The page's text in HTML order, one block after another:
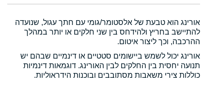
אורינג הוא טבעת של אלסטומר/גומי עם חתך עגול, שנועדה
להתיישב בחריץ ולהידחס בין שני חלקים או יותר במהלך
ההרכבה, וכך ליצור איטום.
אורינג יכול לשמש ביישומים סטטיים או דינמיים שבהם יש
תנועה יחסית בין החלקים לבין האורינג. דוגמאות דינמיות
כוללות צירי משאבות מסתובבים ובוכנות הידראוליות.